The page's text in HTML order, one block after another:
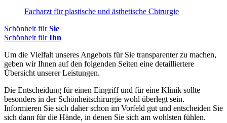
Facharzt für plastische und ästhetische Chirurgie
Schönheit fürSie
Schönheit fürIhn
Um die Vielfalt unseres Angebots für Sie transparenter zu machen,
geben wir Ihnen auf den folgenden Seiten eine detailliertere
Übersicht unserer Leistungen.
Die Entscheidung für einen Eingriff und für eine Klinik sollte
besonders in der Schönheitschirurgie wohl überlegt sein.
Informieren Sie sich daher schon im Vorfeld gut und entscheiden Sie
sich dann für die Hände, in denen Sie sich am wohlsten fühlen.